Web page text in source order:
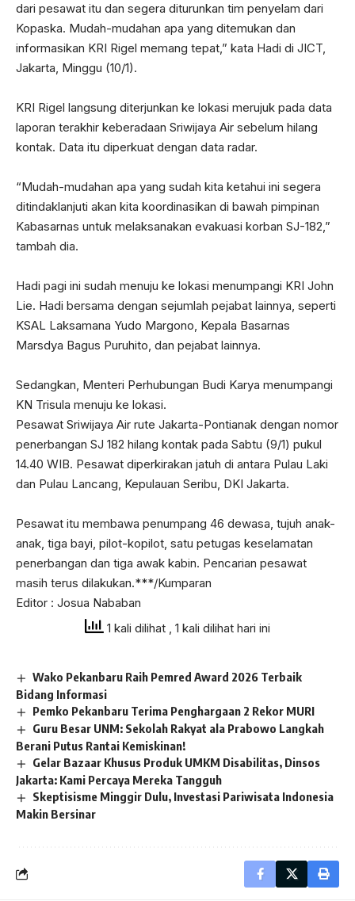
dari pesawat itu dan segera diturunkan tim penyelam dari
Kopaska. Mudah-mudahan apa yang ditemukan dan
informasikan KRI Rigel memang tepat,” kata Hadi di JICT,
Jakarta, Minggu (10/1).
KRI Rigel langsung diterjunkan ke lokasi merujuk pada data
laporan terakhir keberadaan Sriwijaya Air sebelum hilang
kontak. Data itu diperkuat dengan data radar.
“Mudah-mudahan apa yang sudah kita ketahui ini segera
ditindaklanjuti akan kita koordinasikan di bawah pimpinan
Kabasarnas untuk melaksanakan evakuasi korban SJ-182,”
tambah dia.
Hadi pagi ini sudah menuju ke lokasi menumpangi KRI John
Lie. Hadi bersama dengan sejumlah pejabat lainnya, seperti
KSAL Laksamana Yudo Margono, Kepala Basarnas
Marsdya Bagus Puruhito, dan pejabat lainnya.
Sedangkan, Menteri Perhubungan Budi Karya menumpangi
KN Trisula menuju ke lokasi.
Pesawat Sriwijaya Air rute Jakarta-Pontianak dengan nomor
penerbangan SJ 182 hilang kontak pada Sabtu (9/1) pukul
14.40 WIB. Pesawat diperkirakan jatuh di antara Pulau Laki
dan Pulau Lancang, Kepulauan Seribu, DKI Jakarta.
Pesawat itu membawa penumpang 46 dewasa, tujuh anak-
anak, tiga bayi, pilot-kopilot, satu petugas keselamatan
penerbangan dan tiga awak kabin. Pencarian pesawat
masih terus dilakukan.***/Kumparan
Editor : Josua Nababan
1 kali dilihat
, 1 kali dilihat hari ini
Wako Pekanbaru Raih Pemred Award 2026 Terbaik
Bidang Informasi
Pemko Pekanbaru Terima Penghargaan 2 Rekor MURI
Guru Besar UNM: Sekolah Rakyat ala Prabowo Langkah
Berani Putus Rantai Kemiskinan!
Gelar Bazaar Khusus Produk UMKM Disabilitas, Dinsos
Jakarta: Kami Percaya Mereka Tangguh
Skeptisisme Minggir Dulu, Investasi Pariwisata Indonesia
Makin Bersinar